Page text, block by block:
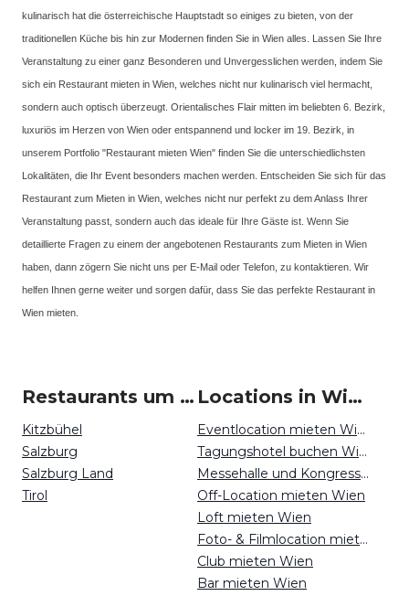
kulinarisch hat die österreichische Hauptstadt so einiges zu bieten, von der
traditionellen Küche bis hin zur Modernen finden Sie in Wien alles. Lassen Sie Ihre
Veranstaltung zu einer ganz Besonderen und Unvergesslichen werden, indem Sie
sich ein Restaurant mieten in Wien, welches nicht nur kulinarisch viel hermacht,
sondern auch optisch überzeugt. Orientalisches Flair mitten im beliebten 6. Bezirk,
luxuriös im Herzen von Wien oder entspannend und locker im 19. Bezirk, in
unserem Portfolio "Restaurant mieten Wien" finden Sie die unterschiedlichsten
Lokalitäten, die Ihr Event besonders machen werden. Entscheiden Sie sich für das
Restaurant zum Mieten in Wien, welches nicht nur perfekt zu dem Anlass Ihrer
Veranstaltung passt, sondern auch das ideale für Ihre Gäste ist. Wenn Sie
detaillierte Fragen zu einem der angebotenen Restaurants zum Mieten in Wien
haben, dann zögern Sie nicht uns per E-Mail oder Telefon, zu kontaktieren. Wir
helfen Ihnen gerne weiter und sorgen dafür, dass Sie das perfekte Restaurant in
Wien mieten.
Restaurants um Wien
Kitzbühel
Salzburg
Salzburg Land
Tirol
Locations in Wien mieten
Eventlocation mieten Wien
Tagungshotel buchen Wien
Messehalle und Kongresszentrum mieten Wien
Off-Location mieten Wien
Loft mieten Wien
Foto- & Filmlocation mieten Wien
Club mieten Wien
Bar mieten Wien